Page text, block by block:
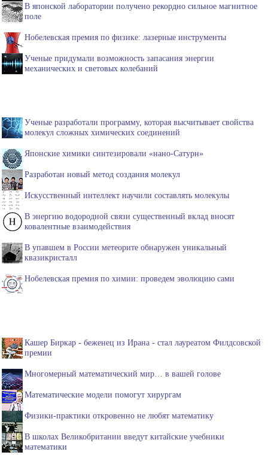
В японской лаборатории получено рекордно сильное магнитное
поле
Нобелевская премия по физике: лазерные инструменты
Ученые придумали возможность запасания энергии
механических и световых колебаний
Ученые разработали программу, которая высчитывает свойства
молекул сложных химических соединений
Японские химики синтезировали «нано-Сатурн»
Разработан новый метод создания молекул
Искусственный интеллект научили составлять молекулы
В энергию водородной связи существенный вклад вносят
ковалентные взаимодействия
В упавшем в России метеорите обнаружен уникальный
квазикристалл
Нобелевская премия по химии: проведем эволюцию сами
Кашер Биркар - беженец из Ирана - стал лауреатом Филдсовской
премии
Многомерный математический мир… в вашей голове
Математические модели помогут хирургам
Физики-практики откровенно не любят математику
В школах Великобритании введут китайские учебники
математики